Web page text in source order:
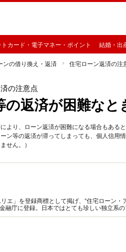
トカード・電子マネー・ポイント 結婚・出
ンの借り換え・返済 住宅ローン返済の注
の注意点
の返済が困難なと
より、ローン返済が困難になる場合もある
ン等の返済が滞ってしまっても、個人信用
せん。）
エ」を登録商標として掲げ、“住宅ローン
融庁に登録。日本ではとても珍しい独立系
ついてお伝えします。